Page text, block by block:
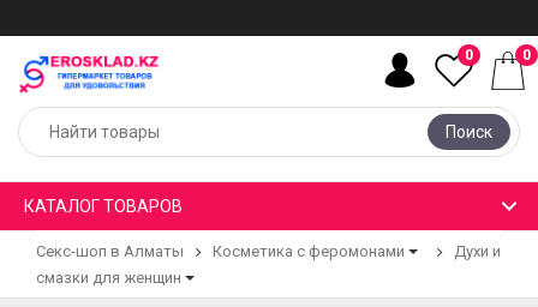
Поиск
0 0
КАТАЛОГ ТОВАРОВ
Секс-шоп в Алматы Косметика с феромонами
Духи и
смазки для женщин